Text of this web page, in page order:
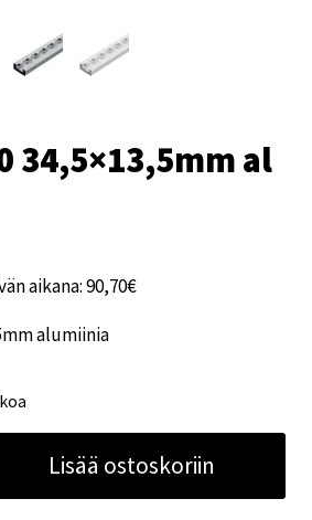
34,5×13,5mm al
aikana:90,70€
alumiinia
Lisää ostoskoriin